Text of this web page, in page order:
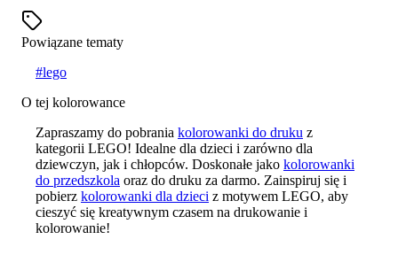
Powiązane tematy
#lego
O tej kolorowance
Zapraszamy do pobrania kolorowanki do druku z
kategorii LEGO! Idealne dla dzieci i zarówno dla
dziewczyn, jak i chłopców. Doskonałe jako kolorowanki
do przedszkola oraz do druku za darmo. Zainspiruj się i
pobierz kolorowanki dla dzieci z motywem LEGO, aby
cieszyć się kreatywnym czasem na drukowanie i
kolorowanie!